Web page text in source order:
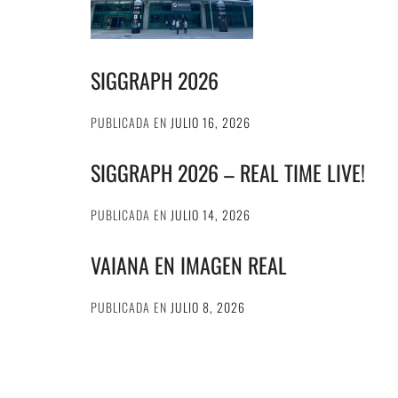
SIGGRAPH 2026
PUBLICADA EN JULIO 16, 2026
SIGGRAPH 2026 – REAL TIME LIVE!
PUBLICADA EN JULIO 14, 2026
VAIANA EN IMAGEN REAL
PUBLICADA EN JULIO 8, 2026